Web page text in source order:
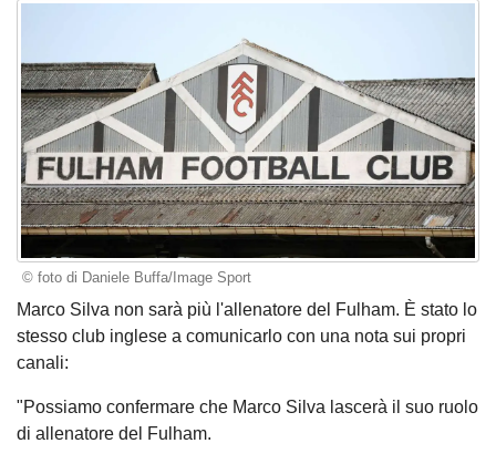
© foto di Daniele Buffa/Image Sport
Marco Silva non sarà più l'allenatore del Fulham. È stato lo
stesso club inglese a comunicarlo con una nota sui propri
canali:
"Possiamo confermare che Marco Silva lascerà il suo ruolo
di allenatore del Fulham.